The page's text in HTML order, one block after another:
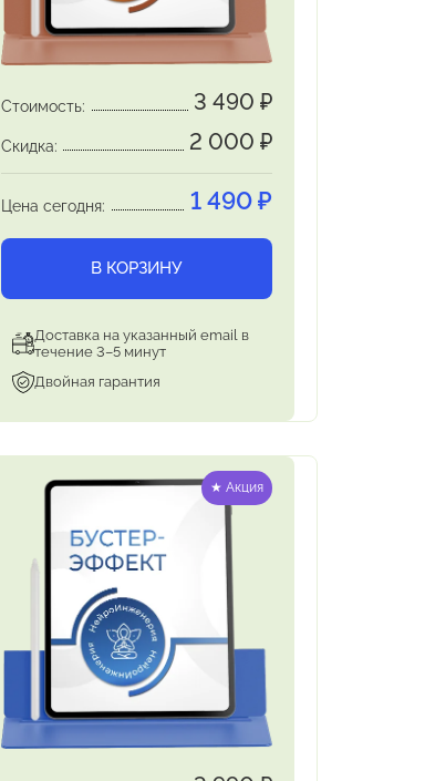
Стоимость: 3 490 ₽
Скидка: 2 000 ₽
Цена сегодня: 1 490₽
В КОРЗИНУ
Доставка на указанный email в
течение 3–5 минут
Двойная гарантия
★ Акция